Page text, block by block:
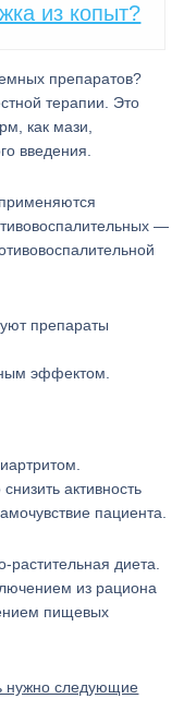
из копыт?
препаратов?
терапии. Это
как мази,
введения.
—
препараты
эффектом.
активность
пациента.
растительная диета.
из рациона
пищевых
нужно следующие